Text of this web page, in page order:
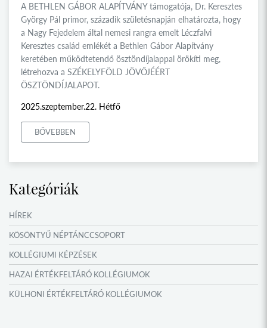
A BETHLEN GÁBOR ALAPÍTVÁNY támogatója, Dr. Keresztes
György Pál primor, századik születésnapján elhatározta, hogy
a Nagy Fejedelem által nemesi rangra emelt Léczfalvi
Keresztes család emlékét a Bethlen Gábor Alapítvány
keretében működtetendő ösztöndíjalappal örökíti meg,
létrehozva a SZÉKELYFÖLD JÖVŐJÉÉRT
ÖSZTÖNDÍJALAPOT.
2025.szeptember.22. Hétfő
BŐVEBBEN
Kategóriák
HÍREK
KÖSÖNTYŰ NÉPTÁNCCSOPORT
KOLLÉGIUMI KÉPZÉSEK
HAZAI ÉRTÉKFELTÁRÓ KOLLÉGIUMOK
KÜLHONI ÉRTÉKFELTÁRÓ KOLLÉGIUMOK